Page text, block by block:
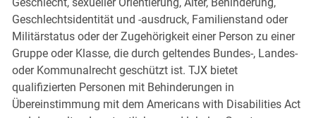
Geschlechtsidentität und -ausdruck, Familienstand oder
Militärstatus oder der Zugehörigkeit einer Person zu einer
Gruppe oder Klasse, die durch geltendes Bundes-, Landes-
oder Kommunalrecht geschützt ist. TJX bietet
qualifizierten Personen mit Behinderungen in
Übereinstimmung mit dem Americans with Disabilities Act